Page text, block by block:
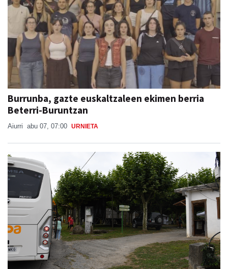
Burrunba, gazte euskaltzaleen ekimen berria
Beterri-Buruntzan
Aiurri abu 07, 07:00 URNIETA